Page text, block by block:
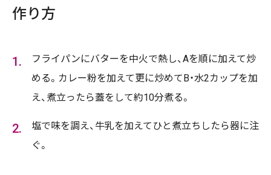
作り方
フライパンにバターを中火で熱し、Aを順に加えて炒
める。カレー粉を加えて更に炒めてB・水2カップを加
え、煮立ったら蓋をして約10分煮る。
塩で味を調え、牛乳を加えてひと煮立ちしたら器に注
ぐ。